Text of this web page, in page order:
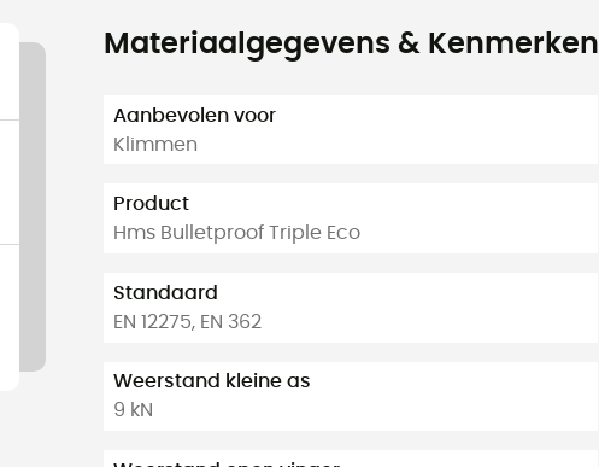
Materiaalgegevens & Kenmerken
Aanbevolen voor
Klimmen
Product
Hms Bulletproof Triple Eco
Standaard
EN 12275, EN 362
Weerstand kleine as
9 kN